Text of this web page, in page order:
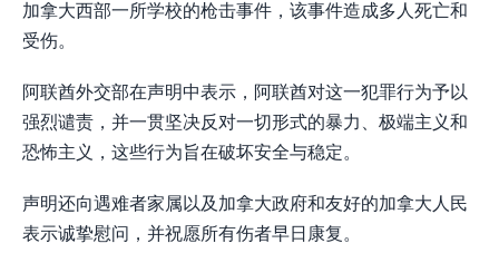
加拿大西部一所学校的枪击事件，该事件造成多人死亡和
受伤。
阿联酋外交部在声明中表示，阿联酋对这一犯罪行为予以
强烈谴责，并一贯坚决反对一切形式的暴力、极端主义和
恐怖主义，这些行为旨在破坏安全与稳定。
声明还向遇难者家属以及加拿大政府和友好的加拿大人民
表示诚挚慰问，并祝愿所有伤者早日康复。